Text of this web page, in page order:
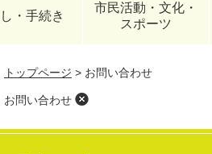
・手続き
市民活動・文化・
スポーツ
トップページ > お問い合わせ
お問い合わせ